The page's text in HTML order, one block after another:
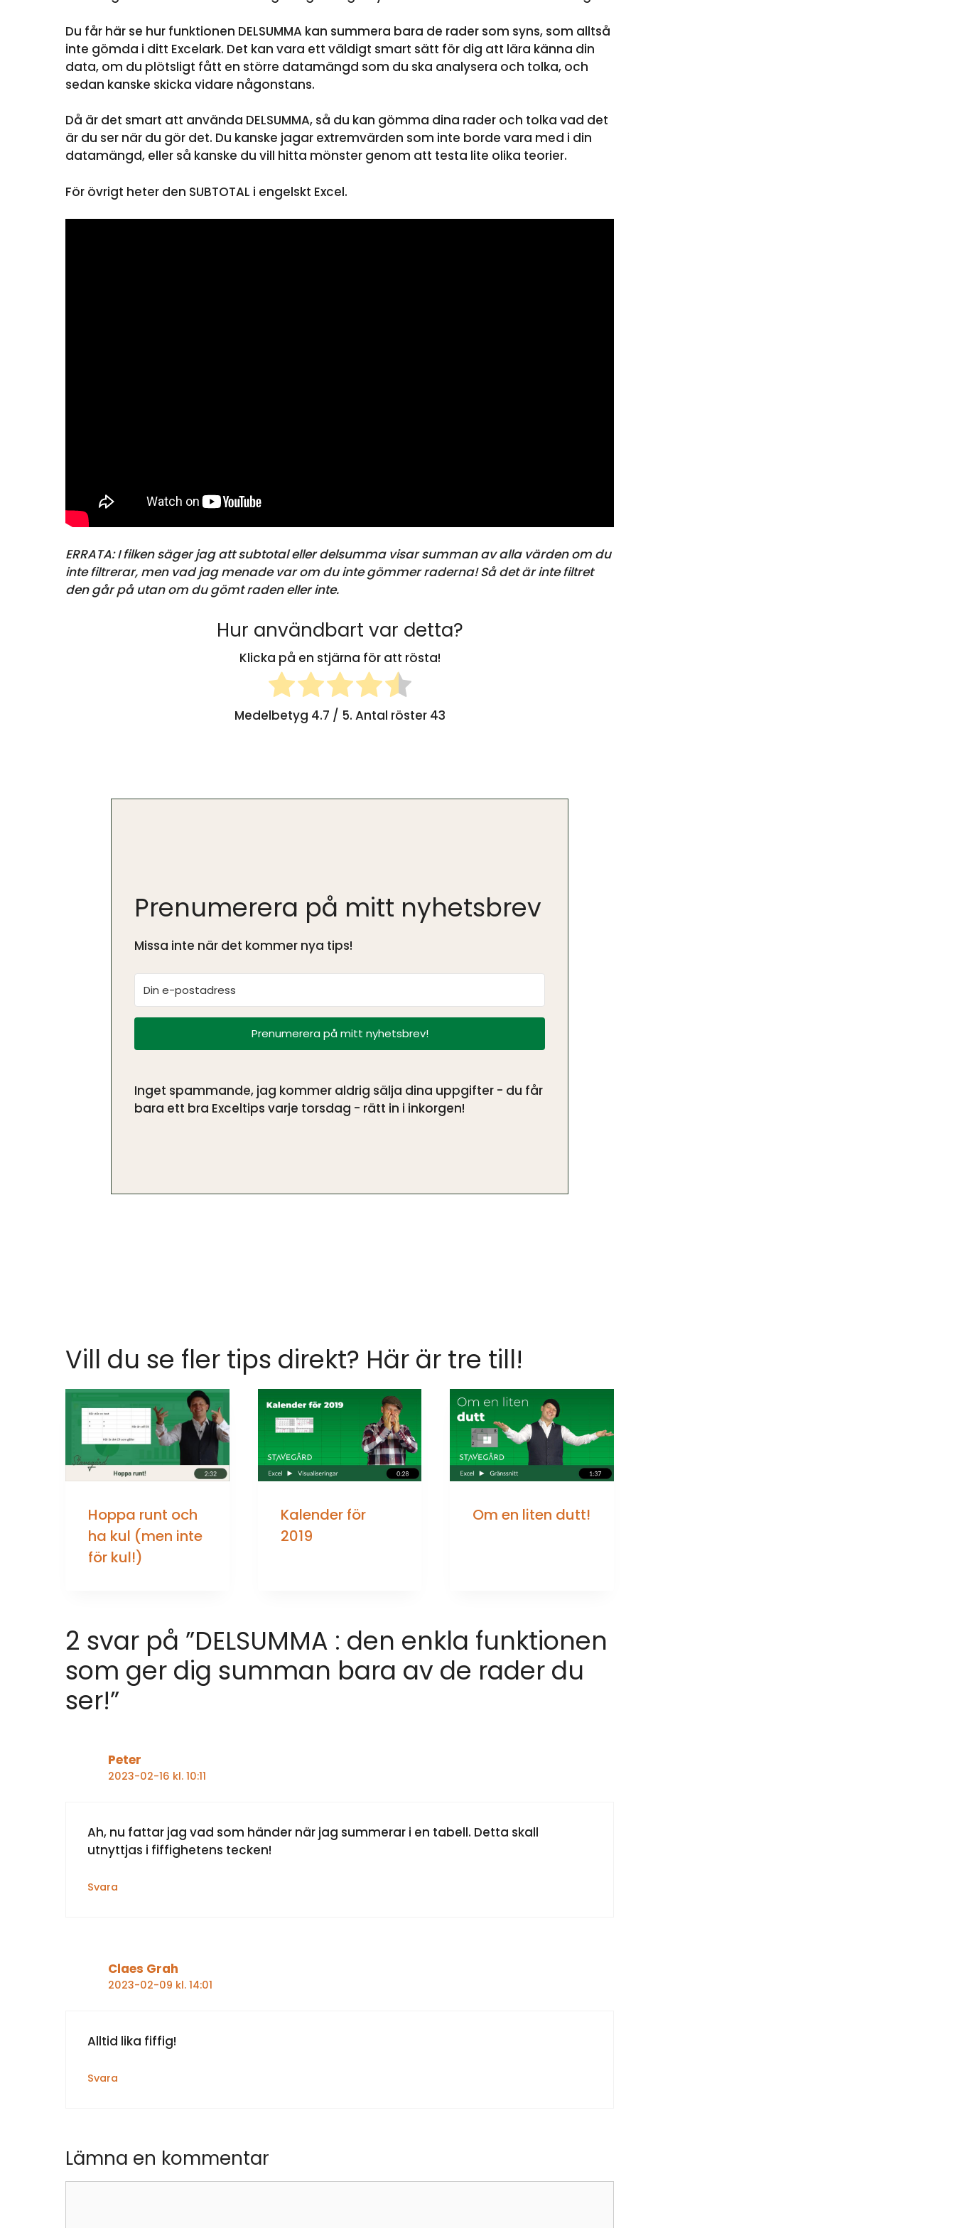
Du får här se hur funktionen DELSUMMA kan summera bara de rader som syns, som alltså
inte gömda i ditt Excelark. Det kan vara ett väldigt smart sätt för dig att lära känna din
data, om du plötsligt fått en större datamängd som du ska analysera och tolka, och
sedan kanske skicka vidare någonstans.
Då är det smart att använda DELSUMMA, så du kan gömma dina rader och tolka vad det
är du ser när du gör det. Du kanske jagar extremvärden som inte borde vara med i din
datamängd, eller så kanske du vill hitta mönster genom att testa lite olika teorier.
För övrigt heter den SUBTOTAL i engelskt Excel.
ERRATA: I filken säger jag att subtotal eller delsumma visar summan av alla värden om du
inte filtrerar, men vad jag menade var om du inte gömmer raderna! Så det är inte filtret
den går på utan om du gömt raden eller inte.
Hur användbart var detta?
Klicka på en stjärna för att rösta!
Medelbetyg 4.7 / 5. Antal röster 43
Prenumerera på mitt nyhetsbrev
Missa inte när det kommer nya tips!
Prenumerera på mitt nyhetsbrev!
Inget spammande, jag kommer aldrig sälja dina uppgifter - du får
bara ett bra Exceltips varje torsdag - rätt in i inkorgen!
Vill du se fler tips direkt? Här är tre till!
Hoppa runt och
ha kul (men inte
för kul!)
Kalender för
2019
Om en liten dutt!
2 svar på ”DELSUMMA : den enkla funktionen
som ger dig summan bara av de rader du
ser!”
Peter
2023-02-16 kl. 10:11
Ah, nu fattar jag vad som händer när jag summerar i en tabell. Detta skall
utnyttjas i fiffighetens tecken!
Svara
Claes Grah
2023-02-09 kl. 14:01
Alltid lika fiffig!
Svara
Lämna en kommentar